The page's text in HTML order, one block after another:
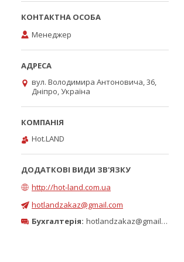
Менеджер
вул. Володимира Антоновича, 36,
Дніпро, Україна
Hot.LAND
http://hot-land.com.ua
hotlandzakaz@gmail.com
Бухгалтерія: hotlandzakaz@gmail.com